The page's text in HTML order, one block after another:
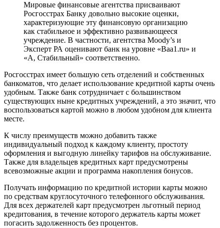
Мировые финансовые агентства присваивают
Росгосстрах Банку довольно высокие оценки,
характеризующие эту финансовую организацию
как стабильное и эффективно развивающееся
учреждение. В частности, агентства Moody’s и
Эксперт РА оценивают банк на уровне «Baa1.ru» и
«А, Стабильный» соответственно.
Росгосстрах имеет большую сеть отделений и собственных
банкоматов, что делает использование кредитной карты очень
удобным. Также банк сотрудничает с большинством
существующих ныне кредитных учреждений, а это значит, что
воспользоваться картой можно в любом удобном для клиента
месте.
К числу преимуществ можно добавить также
индивидуальный подход к каждому клиенту, простоту
оформления и выгодную линейку тарифов на обслуживание.
Также для владельцев кредитных карт предусмотрены
всевозможные акции и программа накопления бонусов.
Получать информацию по кредитной истории карты можно
по средствам круглосуточного телефонного обслуживания.
Для всех держателей карт предусмотрен льготный период
кредитования, в течение которого держатель карты может
погасить задолженность без процентов.